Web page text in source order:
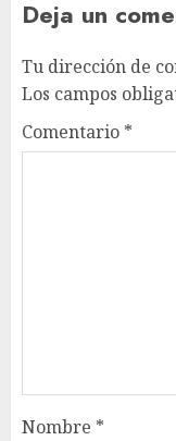
Deja un
Tu dirección de
Los campos
Comentario *
Nombre *